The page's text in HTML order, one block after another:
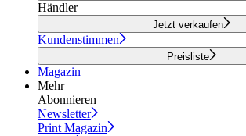
Händler
Jetzt verkaufen
Kundenstimmen
Preisliste
Magazin
Mehr
Abonnieren
Newsletter
Print Magazin